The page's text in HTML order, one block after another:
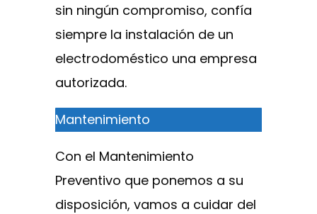
sin ningún compromiso, confía
siempre la instalación de un
electrodoméstico una empresa
autorizada.
Mantenimiento
Con el Mantenimiento
Preventivo que ponemos a su
disposición, vamos a cuidar del